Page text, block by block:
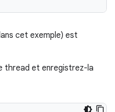
cet exemple) est
thread et enregistrez-la